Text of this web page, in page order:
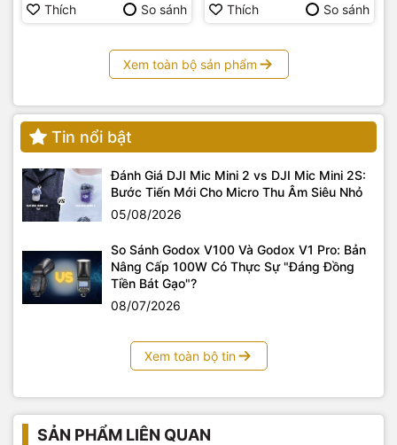
Thích So sánh Thích So sánh
Xem toàn bộ sản phẩm
Tin nổi bật
Đánh Giá DJI Mic Mini 2 vs DJI Mic Mini 2S:
Bước Tiến Mới Cho Micro Thu Âm Siêu Nhỏ
05/08/2026
So Sánh Godox V100 Và Godox V1 Pro: Bản
Nâng Cấp 100W Có Thực Sự "Đáng Đồng
Tiền Bát Gạo"?
08/07/2026
Xem toàn bộ tin
SẢN PHẨM LIÊN QUAN